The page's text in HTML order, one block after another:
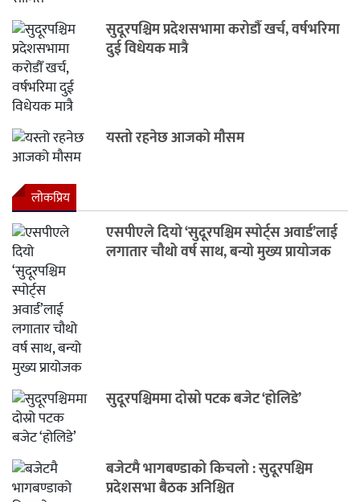
सुदूरपश्चिम प्रदेशसभामा करोडौँ खर्च, वर्षभरिमा
दुई विधेयक मात्रै
यस्तो रहनेछ आजको मौसम
लाेकप्रिय
एसपीएले दियो ‘सुदूरपश्चिम स्पोर्ट्स अवार्ड’लाई
लगातार चौथो वर्ष साथ, बन्यो मुख्य प्रायोजक
सुदूरपश्चिममा दोस्रो पटक बजेट ‘होलिडे’
बजेटमै भागबण्डाको किचलो : सुदूरपश्चिम
प्रदेशसभा बैठक अनिश्चित